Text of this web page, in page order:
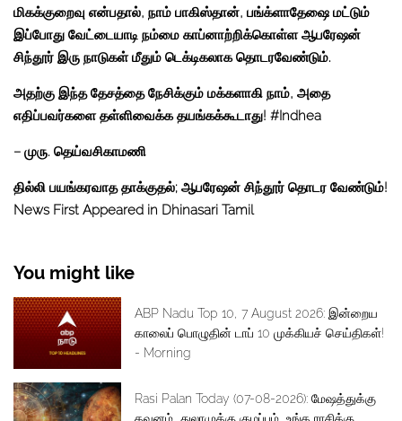
மிகக்குறைவு என்பதால், நாம் பாகிஸ்தான், பங்க்ளாதேஷை மட்டும்
இப்போது வேட்டையாடி நம்மை காப்னாற்றிக்கொள்ள ஆபரேஷன்
சிந்தூர் இரு நாடுகள் மீதும் டெக்டிகலாக தொடரவேண்டும்.
அதற்கு இந்த தேசத்தை நேசிக்கும் மக்களாகி நாம், அதை
எதிப்பவர்களை தள்ளிவைக்க தயங்கக்கூடாது! #Indhea
– முரு. தெய்வசிகாமணி
தில்லி பயங்கரவாத தாக்குதல்; ஆபரேஷன் சிந்தூர் தொடர வேண்டும்!
News First Appeared in Dhinasari Tamil
You might like
ABP Nadu Top 10, 7 August 2026: இன்றைய
காலைப் பொழுதின் டாப் 10 முக்கியச் செய்திகள்!
- Morning
Rasi Palan Today (07-08-2026): மேஷத்துக்கு